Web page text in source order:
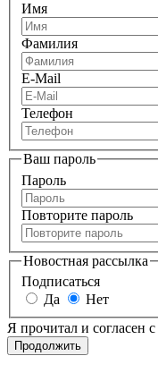
Имя
Фамилия
E-Mail
Телефон
Ваш пароль
Пароль
Повторите пароль
Новостная рассылка
Подписаться
Да
Нет
Я прочитал и согласен с